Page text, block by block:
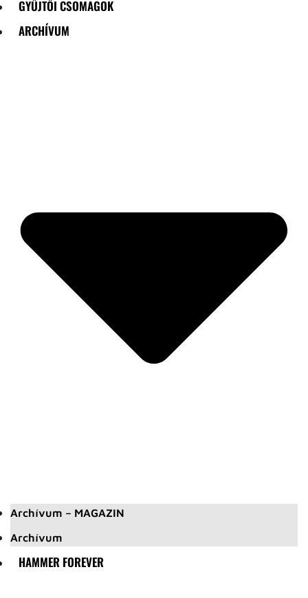
GYŰJTŐI CSOMAGOK
ARCHÍVUM
Archívum – MAGAZIN
Archívum
HAMMER FOREVER